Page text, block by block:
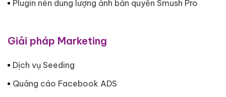
Plugin nén dung lượng ảnh bản quyền Smush Pro
Giải pháp Marketing
Dịch vụ Seeding
Quảng cáo Facebook ADS